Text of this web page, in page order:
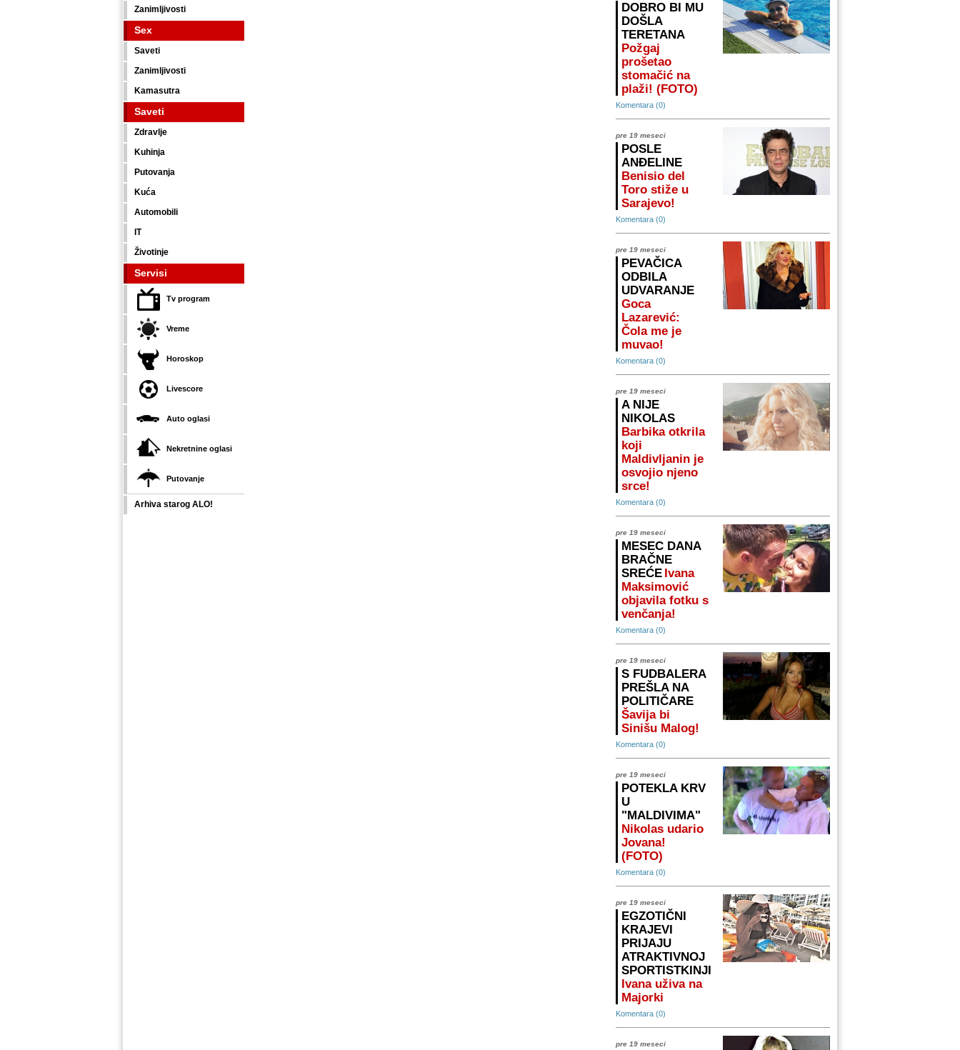
Zanimljivosti
Sex
Saveti
Zanimljivosti
Kamasutra
Saveti
Zdravlje
Kuhinja
Putovanja
Kuća
Automobili
IT
Životinje
Servisi
Tv program
Vreme
Horoskop
Livescore
Auto oglasi
Nekretnine oglasi
Putovanje
Arhiva starog ALO!
DOBRO BI MU
DOŠLA
TERETANA
Požgaj
prošetao
stomačić na
plaži! (FOTO)
Komentara (0)
pre 19 meseci
POSLE
ANĐELINE
Benisio del
Toro stiže u
Sarajevo!
Komentara (0)
pre 19 meseci
PEVAČICA
ODBILA
UDVARANJE
Goca
Lazarević:
Čola me je
muvao!
Komentara (0)
pre 19 meseci
A NIJE
NIKOLAS
Barbika otkrila
koji
Maldivljanin je
osvojio njeno
srce!
Komentara (0)
pre 19 meseci
MESEC DANA
BRAČNE
SREĆE Ivana
Maksimović
objavila fotku s
venčanja!
Komentara (0)
pre 19 meseci
S FUDBALERA
PREŠLA NA
POLITIČARE
Šavija bi
Sinišu Malog!
Komentara (0)
pre 19 meseci
POTEKLA KRV
U
"MALDIVIMA"
Nikolas udario
Jovana!
(FOTO)
Komentara (0)
pre 19 meseci
EGZOTIČNI
KRAJEVI
PRIJAJU
ATRAKTIVNOJ
SPORTISTKINJI
Ivana uživa na
Majorki
Komentara (0)
pre 19 meseci